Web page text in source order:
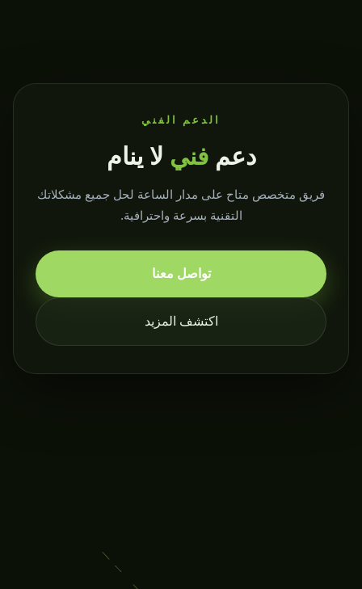
الدعم الفني
دعمفني لا ينام
فريق متخصص متاح على مدار الساعة لحل جميع مشكلاتك
التقنية بسرعة واحترافية.
تواصل معنا
اكتشف المزيد